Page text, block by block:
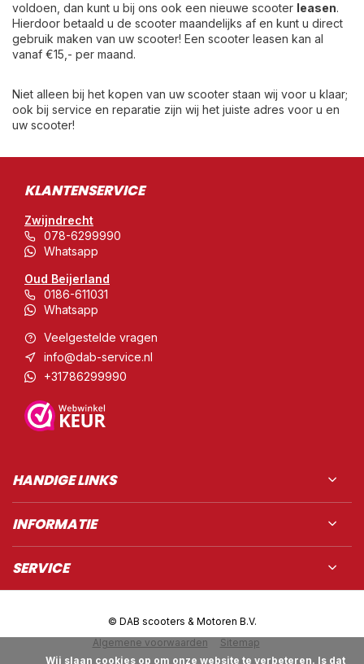
voldoen, dan kunt u bij ons ook een nieuwe scooter leasen.
Hierdoor betaald u de scooter maandelijks af en kunt u direct
gebruik maken van uw scooter! Een scooter leasen kan al
vanaf €15,- per maand.
Niet alleen bij het kopen van uw scooter staan wij voor u klaar;
ook bij service en reparatie zijn wij het juiste adres voor u en
uw scooter!
KLANTENSERVICE
Zwijndrecht
078-6299990
Whatsapp
Oud Beijerland
0186-611031
Whatsapp
Veelgestelde vragen
info@dab-service.nl
+31786299990
HANDIGE LINKS
INFORMATIE
SERVICE
Algemene voorwaarden Sitemap
© DAB scooters & Motoren B.V.